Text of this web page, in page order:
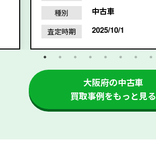
種別 中古車
査定時期 2025/10/1
大阪府の中古車
買取事例をもっと見る